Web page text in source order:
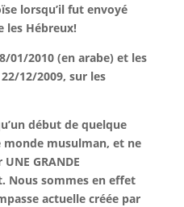
lorsqu’il fut envoyé
les Hébreux!
01/2010 (en arabe) et les
12/2009, sur les
début de quelque
monde musulman, et ne
GRANDE
Nous sommes en effet
actuelle créée par